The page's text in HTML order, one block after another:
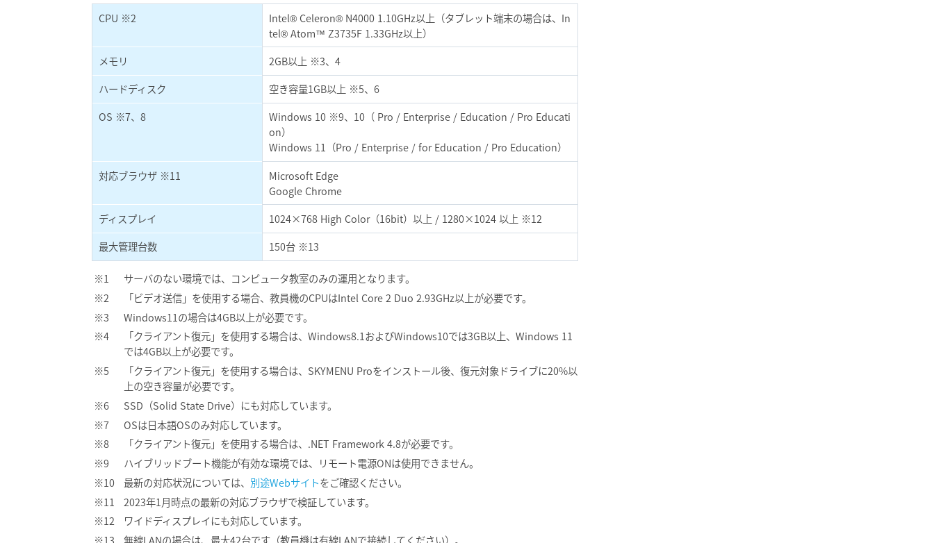
CPU ※2
Intel® Celeron® N4000 1.10GHz以上（タブレット端末の場合は、In
tel® Atom™ Z3735F 1.33GHz以上）
メモリ
2GB以上 ※3、4
ハードディスク
空き容量1GB以上 ※5、6
OS ※7、8
Windows 10 ※9、10（ Pro / Enterprise / Education / Pro Educati
on）
Windows 11（Pro / Enterprise / for Education / Pro Education）
対応ブラウザ ※11
Microsoft Edge
Google Chrome
ディスプレイ
1024×768 High Color（16bit）以上 / 1280×1024 以上 ※12
最大管理台数
150台 ※13
サーバのない環境では、コンピュータ教室のみの運用となります。
「ビデオ送信」を使用する場合、教員機のCPUはIntel Core 2 Duo 2.93GHz以上が必要です。
Windows11の場合は4GB以上が必要です。
「クライアント復元」を使用する場合は、Windows8.1およびWindows10では3GB以上、Windows 11
では4GB以上が必要です。
「クライアント復元」を使用する場合は、SKYMENU Proをインストール後、復元対象ドライブに20%以
上の空き容量が必要です。
SSD（Solid State Drive）にも対応しています。
OSは日本語OSのみ対応しています。
「クライアント復元」を使用する場合は、.NET Framework 4.8が必要です。
ハイブリッドブート機能が有効な環境では、リモート電源ONは使用できません。
最新の対応状況については、 別途Webサイトをご確認ください。
2023年1月時点の最新の対応ブラウザで検証しています。
ワイドディスプレイにも対応しています。